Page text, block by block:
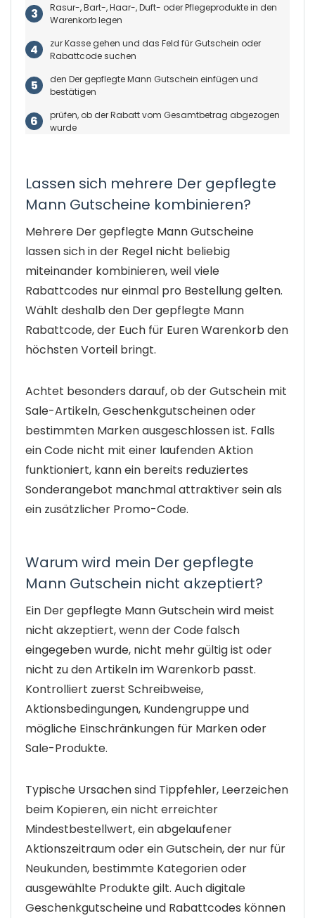
Rasur-, Bart-, Haar-, Duft- oder Pflegeprodukte in den
Warenkorb legen
zur Kasse gehen und das Feld für Gutschein oder
Rabattcode suchen
den Der gepflegte Mann Gutschein einfügen und
bestätigen
prüfen, ob der Rabatt vom Gesamtbetrag abgezogen
wurde
Lassen sich mehrere Der gepflegte
Mann Gutscheine kombinieren?
Mehrere Der gepflegte Mann Gutscheine
lassen sich in der Regel nicht beliebig
miteinander kombinieren, weil viele
Rabattcodes nur einmal pro Bestellung gelten.
Wählt deshalb den Der gepflegte Mann
Rabattcode, der Euch für Euren Warenkorb den
höchsten Vorteil bringt.
Achtet besonders darauf, ob der Gutschein mit
Sale-Artikeln, Geschenkgutscheinen oder
bestimmten Marken ausgeschlossen ist. Falls
ein Code nicht mit einer laufenden Aktion
funktioniert, kann ein bereits reduziertes
Sonderangebot manchmal attraktiver sein als
ein zusätzlicher Promo-Code.
Warum wird mein Der gepflegte
Mann Gutschein nicht akzeptiert?
Ein Der gepflegte Mann Gutschein wird meist
nicht akzeptiert, wenn der Code falsch
eingegeben wurde, nicht mehr gültig ist oder
nicht zu den Artikeln im Warenkorb passt.
Kontrolliert zuerst Schreibweise,
Aktionsbedingungen, Kundengruppe und
mögliche Einschränkungen für Marken oder
Sale-Produkte.
Typische Ursachen sind Tippfehler, Leerzeichen
beim Kopieren, ein nicht erreichter
Mindestbestellwert, ein abgelaufener
Aktionszeitraum oder ein Gutschein, der nur für
Neukunden, bestimmte Kategorien oder
ausgewählte Produkte gilt. Auch digitale
Geschenkgutscheine und Rabattcodes können